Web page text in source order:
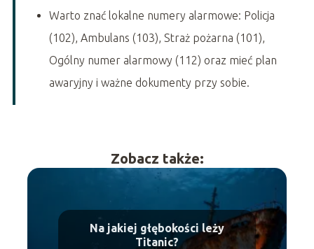
Warto znać lokalne numery alarmowe: Policja
(102), Ambulans (103), Straż pożarna (101),
Ogólny numer alarmowy (112) oraz mieć plan
awaryjny i ważne dokumenty przy sobie.
Zobacz także:
Na jakiej głębokości leży
Titanic?